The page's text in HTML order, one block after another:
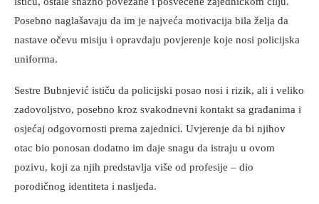
Posebno naglašavaju da im je najveća motivacija bila želja da
nastave očevu misiju i opravdaju povjerenje koje nosi policijska
uniforma.
Sestre Bubnjević ističu da policijski posao nosi i rizik, ali i veliko
zadovoljstvo, posebno kroz svakodnevni kontakt sa građanima i
osjećaj odgovornosti prema zajednici. Uvjerenje da bi njihov
otac bio ponosan dodatno im daje snagu da istraju u ovom
pozivu, koji za njih predstavlja više od profesije – dio
porodičnog identiteta i nasljeđa.